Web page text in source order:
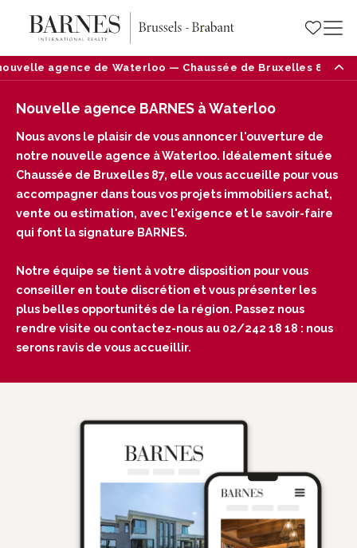
agence de Waterloo — Chaussée de Bruxelles 87, 1410
Nouvelle agence BARNES à Waterloo
Nous avons le plaisir de vous annoncer l'ouverture de
notre nouvelle agence à Waterloo. Idéalement située
Chaussée de Bruxelles 87, elle vous accueille pour vous
accompagner dans tous vos projets immobiliers achat,
vente ou estimation, avec l'exigence et le savoir-faire
qui font la signature BARNES.
Notre équipe se tient à votre disposition pour vous
conseiller en toute discrétion et vous présenter les
plus belles opportunités de la région. Passez nous
rendre visite ou contactez-nous au 02/242 18 18 : nous
serons ravis de vous accueillir.